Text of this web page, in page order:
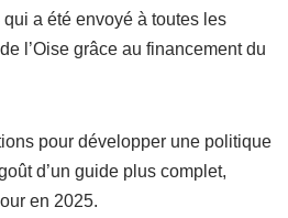
a été envoyé à toutes les
l’Oise grâce au financement du
pour développer une politique
d’un guide plus complet,
en 2025.